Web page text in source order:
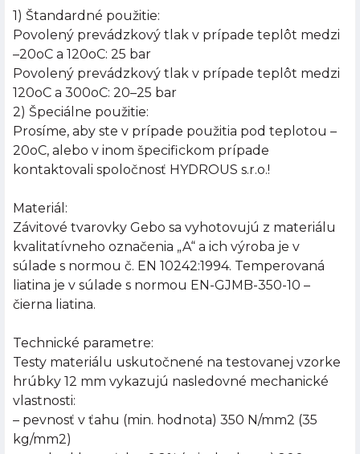
1) Štandardné použitie:
Povolený prevádzkový tlak v prípade teplôt medzi
–20oC a 120oC: 25 bar
Povolený prevádzkový tlak v prípade teplôt medzi
120oC a 300oC: 20–25 bar
2) Špeciálne použitie:
Prosíme, aby ste v prípade použitia pod teplotou –
20oC, alebo v inom špecifickom prípade
kontaktovali spoločnosť HYDROUS s.r.o.!
Materiál:
Závitové tvarovky Gebo sa vyhotovujú z materiálu
kvalitatívneho označenia „A“ a ich výroba je v
súlade s normou č. EN 10242:1994. Temperovaná
liatina je v súlade s normou EN-GJMB-350-10 –
čierna liatina.
Technické parametre:
Testy materiálu uskutočnené na testovanej vzorke
hrúbky 12 mm vykazujú nasledovné mechanické
vlastnosti:
– pevnosť v ťahu (min. hodnota) 350 N/mm2 (35
kg/mm2)